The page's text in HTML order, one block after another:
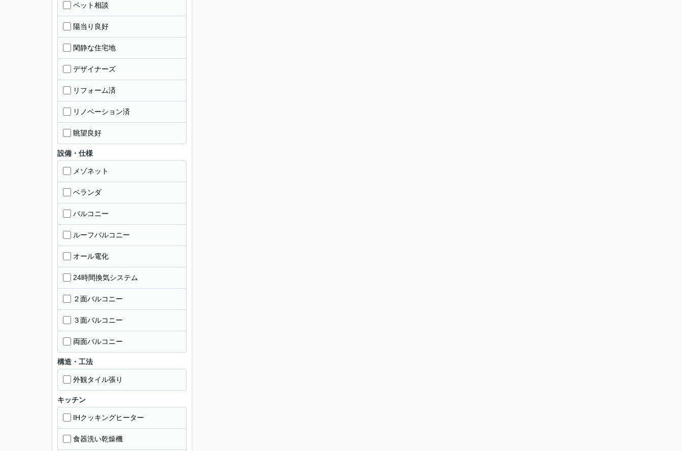
ペット相談
陽当り良好
閑静な住宅地
デザイナーズ
リフォーム済
リノベーション済
眺望良好
設備・仕様
メゾネット
ベランダ
バルコニー
ルーフバルコニー
オール電化
24時間換気システム
２面バルコニー
３面バルコニー
両面バルコニー
構造・工法
外観タイル張り
キッチン
IHクッキングヒーター
食器洗い乾燥機